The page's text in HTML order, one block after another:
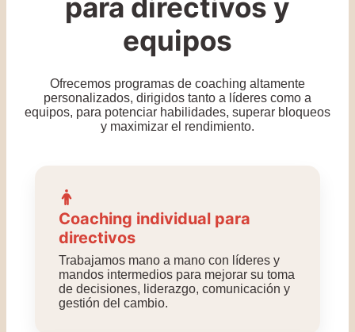
para directivos y
equipos
Ofrecemos programas de coaching altamente
personalizados, dirigidos tanto a líderes como a
equipos, para potenciar habilidades, superar bloqueos
y maximizar el rendimiento.
Coaching individual para
directivos
Trabajamos mano a mano con líderes y
mandos intermedios para mejorar su toma
de decisiones, liderazgo, comunicación y
gestión del cambio.